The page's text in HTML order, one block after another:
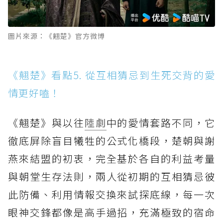
圖片來源：《翹楚》官方微博
《翹楚》看點5. 從互相猜忌到生死交背的愛
情更好嗑！
《翹楚》與以往陸劇中的愛情套路不同，它
徹底屏除盲目犧牲的公式化橋段，楚朝與謝
燕來結盟的初衷，完全基於各自的利益考量
與朝堂生存法則，兩人從初期的互相猜忌彼
此防備、利用情報交換來試探底線，每一次
眼神交鋒都像是高手過招，充滿極致的宿命